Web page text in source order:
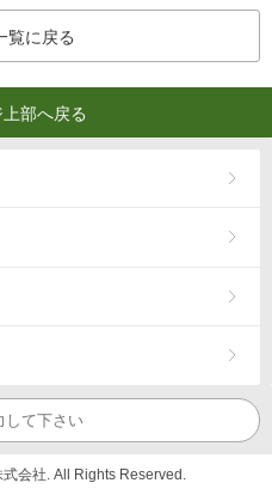
覧に戻る
部へ戻る
会社. All Rights Reserved.